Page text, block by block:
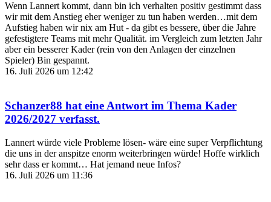
Wenn Lannert kommt, dann bin ich verhalten positiv gestimmt dass
wir mit dem Anstieg eher weniger zu tun haben werden…mit dem
Aufstieg haben wir nix am Hut - da gibt es bessere, über die Jahre
gefestigtere Teams mit mehr Qualität. im Vergleich zum letzten Jahr
aber ein besserer Kader (rein von den Anlagen der einzelnen
Spieler) Bin gespannt.
16. Juli 2026 um 12:42
Schanzer88 hat eine Antwort im Thema Kader
2026/2027 verfasst.
Lannert würde viele Probleme lösen- wäre eine super Verpflichtung
die uns in der anspitze enorm weiterbringen würde! Hoffe wirklich
sehr dass er kommt… Hat jemand neue Infos?
16. Juli 2026 um 11:36